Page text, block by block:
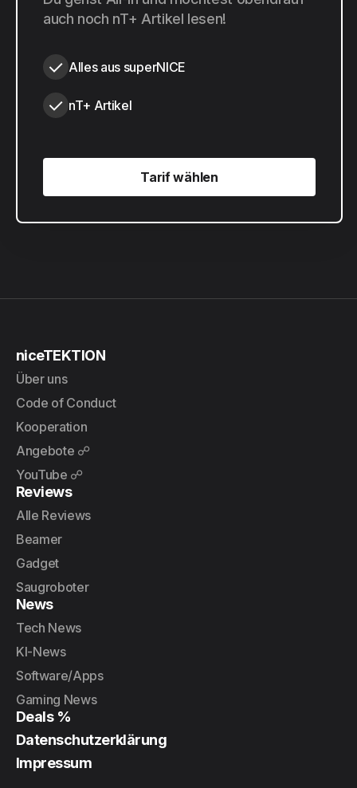
auch noch nT+ Artikel lesen!
Alles aus superNICE
nT+ Artikel
Tarif wählen
Tarif wählen
niceTEKTION
Über uns
Code of Conduct
Kooperation
Angebote ☍
YouTube ☍
Reviews
Alle Reviews
Beamer
Gadget
Saugroboter
News
Tech News
KI-News
Software/Apps
Gaming News
Deals %
Datenschutzerklärung
Impressum